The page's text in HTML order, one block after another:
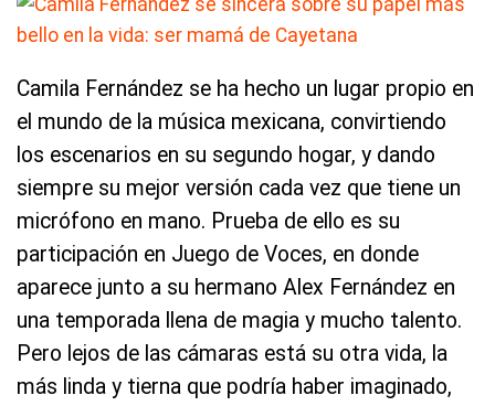
Camila Fernández se ha hecho un lugar propio en
el mundo de la música mexicana, convirtiendo
los escenarios en su segundo hogar, y dando
siempre su mejor versión cada vez que tiene un
micrófono en mano. Prueba de ello es su
participación en Juego de Voces, en donde
aparece junto a su hermano Alex Fernández en
una temporada llena de magia y mucho talento.
Pero lejos de las cámaras está su otra vida, la
más linda y tierna que podría haber imaginado,